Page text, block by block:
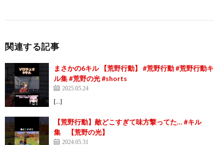
関連する記事
まさかの6キル 【荒野行動】 #荒野行動 #荒野行動キ
ル集 #荒野の光 #shorts
2025.05.24
[…]
【荒野行動】敵どこすぎて味方撃ってた… #キル
集 【荒野の光】
2024.05.31